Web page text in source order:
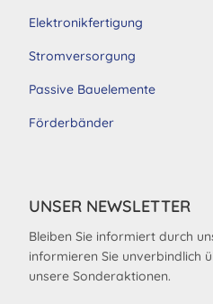
Elektronikfertigung
Stromversorgung
Passive Bauelemente
Förderbänder
UNSER NEWSLETTER
Bleiben Sie informiert durch
informieren Sie unverbindlich
unsere Sonderaktionen.